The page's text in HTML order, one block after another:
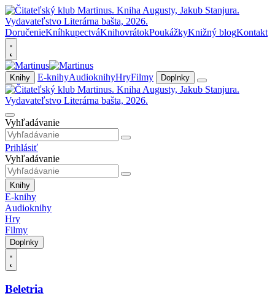
DoručenieKníhkupectváKnihovrátokPoukážkyKnižný blogKontakt
Knihy E-knihyAudioknihyHryFilmy Doplnky
Vyhľadávanie
Prihlásiť
Vyhľadávanie
Knihy
E-knihy
Audioknihy
Hry
Filmy
Doplnky
Beletria